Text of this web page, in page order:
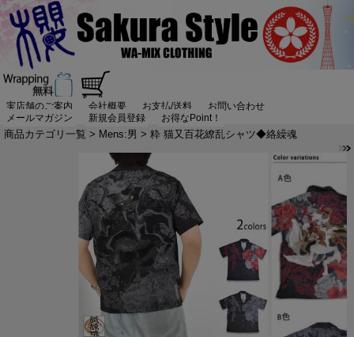
実店舗のご案内 会社概要 お支払/送料
お問い合わせ
メールマガジン
新規会員登録 お得なPoint！
商品カテゴリ一覧 > Mens:男 > 粋 猫又百花繚乱シャツ◆絡繰魂